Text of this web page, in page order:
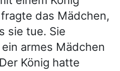
das Mädchen,
sie tue. Sie
armes Mädchen
König hatte